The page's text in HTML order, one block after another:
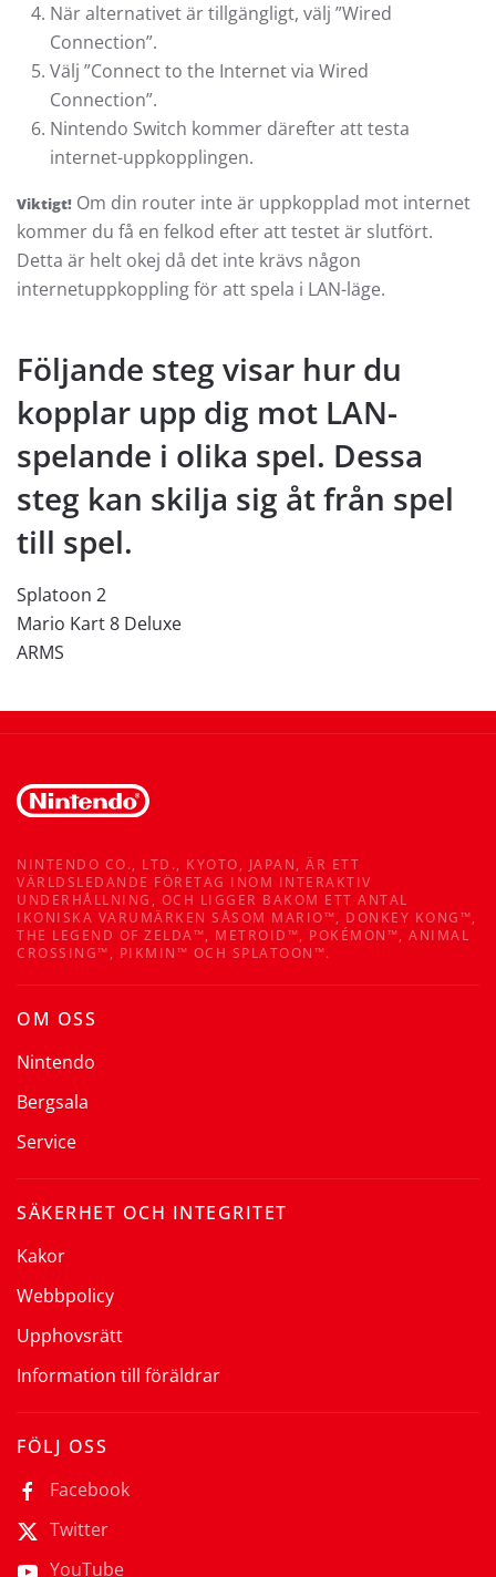
När alternativet är tillgängligt, välj ”Wired
Connection”.
Välj ”Connect to the Internet via Wired
Connection”.
Nintendo Switch kommer därefter att testa
internet-uppkopplingen.
Viktigt! Om din router inte är uppkopplad mot internet
kommer du få en felkod efter att testet är slutfört.
Detta är helt okej då det inte krävs någon
internetuppkoppling för att spela i LAN-läge.
Följande steg visar hur du
kopplar upp dig mot LAN-
spelande i olika spel. Dessa
steg kan skilja sig åt från spel
till spel.
Splatoon 2
Mario Kart 8 Deluxe
ARMS
NINTENDO CO., LTD., KYOTO, JAPAN, ÄR ETT
VÄRLDSLEDANDE FÖRETAG INOM INTERAKTIV
UNDERHÅLLNING, OCH LIGGER BAKOM ETT ANTAL
IKONISKA VARUMÄRKEN SÅSOM MARIO™, DONKEY KONG™,
THE LEGEND OF ZELDA™, METROID™, POKÉMON™, ANIMAL
CROSSING™, PIKMIN™ OCH SPLATOON™.
OM OSS
Nintendo
Bergsala
Service
SÄKERHET OCH INTEGRITET
Kakor
Webbpolicy
Upphovsrätt
Information till föräldrar
FÖLJ OSS
Facebook
Twitter
YouTube